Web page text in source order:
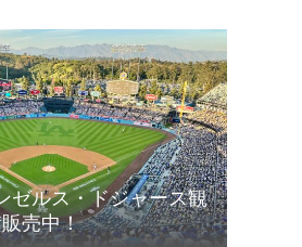
ゼルス・ドジャース観
売中！